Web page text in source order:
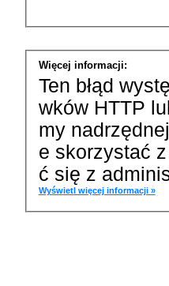
Więcej informacji:
Ten błąd
wków HTTP
my
e skorzystać
ć się z
Wyświetl więcej informacji »